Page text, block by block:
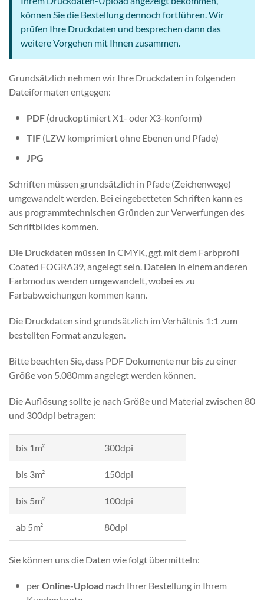
können Sie die Bestellung dennoch fortführen. Wir
prüfen Ihre Druckdaten und besprechen dann das
weitere Vorgehen mit Ihnen zusammen.
Grundsätzlich nehmen wir Ihre Druckdaten in folgenden
Dateiformaten entgegen:
PDF (druckoptimiert X1- oder X3-konform)
TIF (LZW komprimiert ohne Ebenen und Pfade)
JPG
Schriften müssen grundsätzlich in Pfade (Zeichenwege)
umgewandelt werden. Bei eingebetteten Schriften kann es
aus programmtechnischen Gründen zur Verwerfungen des
Schriftbildes kommen.
Die Druckdaten müssen in CMYK, ggf. mit dem Farbprofil
Coated FOGRA39, angelegt sein. Dateien in einem anderen
Farbmodus werden umgewandelt, wobei es zu
Farbabweichungen kommen kann.
Die Druckdaten sind grundsätzlich im Verhältnis 1:1 zum
bestellten Format anzulegen.
Bitte beachten Sie, dass PDF Dokumente nur bis zu einer
Größe von 5.080mm angelegt werden können.
Die Auflösung sollte je nach Größe und Material zwischen 80
und 300dpi betragen:
bis 1m² 300dpi
bis 3m² 150dpi
bis 5m² 100dpi
ab 5m² 80dpi
Sie können uns die Daten wie folgt übermitteln:
perOnline-Upload nach Ihrer Bestellung in Ihrem